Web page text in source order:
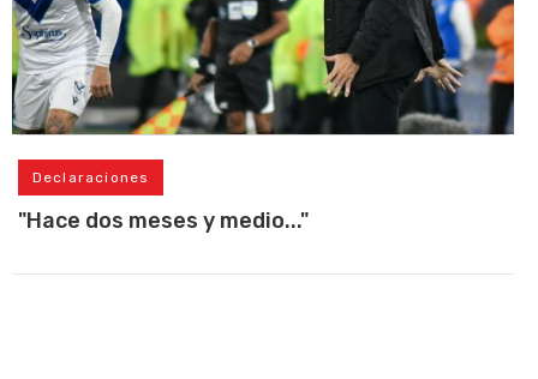
Declaraciones
"Hace dos meses y medio..."